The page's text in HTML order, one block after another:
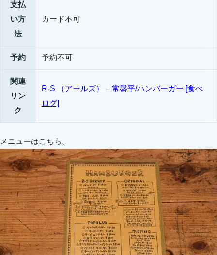
支払
い方
法
カード不可
予約 予約不可
関連
リン
ク
R-S （アールズ） – 常盤平/ハンバーガー [食べ
ログ]
メニューはこちら。